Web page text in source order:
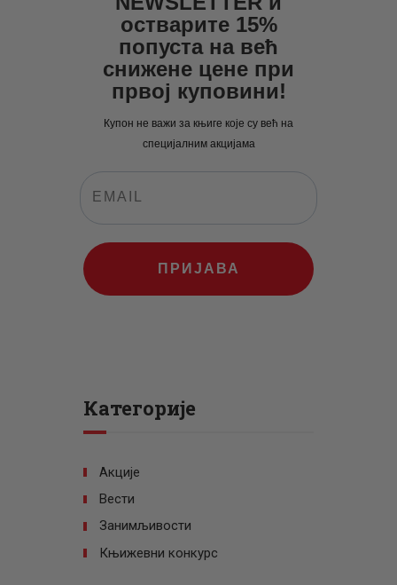
остварите 15%
попуста на већ
снижене цене при
првој куповини!
Купон не важи за књиге које су већ на
специјалним акцијама
ПРИЈАВА
Категорије
Акције
Вести
Занимљивости
Књижевни конкурс